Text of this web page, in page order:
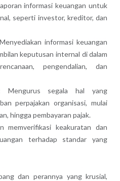
informasi keuangan untuk
seperti investor, kreditor, dan
informasi keuangan
keputusan internal di dalam
pengendalian, dan
Mengurus segala hal yang
perpajakan organisasi, mulai
hingga pembayaran pajak.
memverifikasi keakuratan dan
terhadap standar yang
dan perannya yang krusial,